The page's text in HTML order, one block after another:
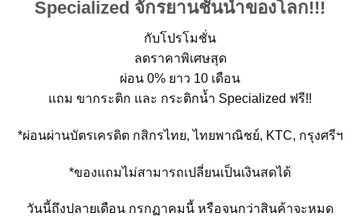
Specialized จักรยานชั้นนำของโลก!!!
กับโปรโมชั่น
ลดราคาพิเศษสุด
ผ่อน 0% ยาว 10 เดือน
แถม ขากระติก และ กระติกน้ำ Specialized ฟรี!!
*ผ่อนผ่านบัตรเครดิต กสิกรไทย, ไทยพาณิชย์, KTC, กรุงศรีฯ
*ของแถมไม่สามารถเปลี่ยนเป็นเงินสดได้
วันนี้ถึงปลายเดือน กรกฏาคมนี้ หรือจนกว่าสินค้าจะหมด